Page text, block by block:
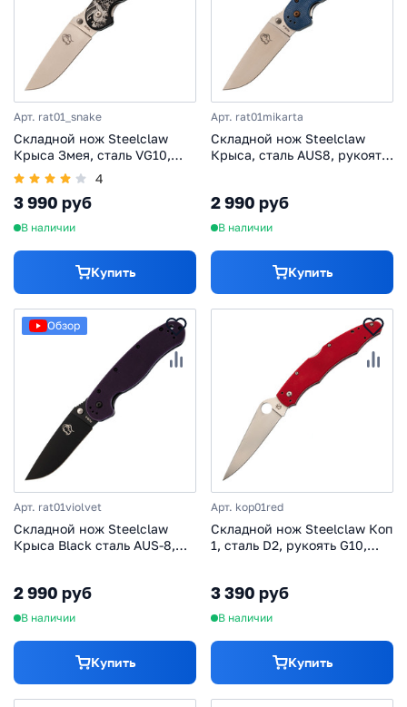
Арт. rat01_snake
Складной нож Steelclaw
Крыса Змея, сталь VG10,
рукоять алюминий
4
3 990 руб
В наличии
Купить
Арт. rat01mikarta
Складной нож Steelclaw
Крыса, сталь AUS8, рукоять
2 990 руб
В наличии
Купить
Обзор
Арт. rat01violvet
Складной нож Steelclaw
Крыса Black сталь AUS-8,
2 990 руб
В наличии
Купить
Арт. kop01red
Складной нож Steelclaw Коп
1, сталь D2, рукоять G10,
3 390 руб
В наличии
Купить